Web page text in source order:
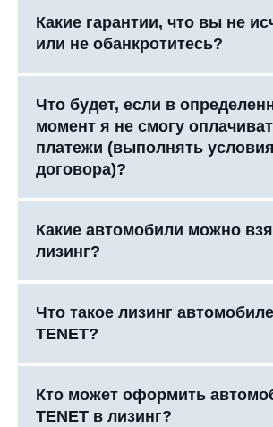
Какие гарантии, что вы не
или не обанкротитесь?
Что будет, если в
момент я не смогу
платежи (выполнять условия
договора)?
Какие автомобили можно
лизинг?
Что такое лизинг
TENET?
Кто может оформить
TENET в лизинг?